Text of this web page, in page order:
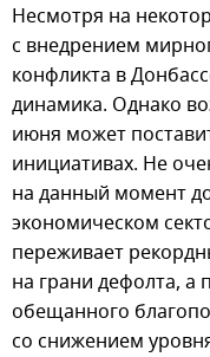
Несмотря на
с внедрением
конфликта в
динамика. Однако
июня может
инициативах. Не
на данный момент
экономическом
переживает
на грани дефолта, а
обещанного
со снижением